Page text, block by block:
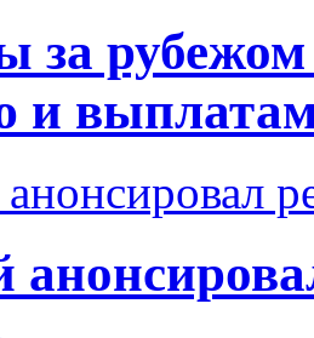
за рубежом
и